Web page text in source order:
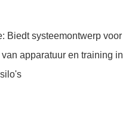
Biedt systeemontwerp voor
apparatuur en training in